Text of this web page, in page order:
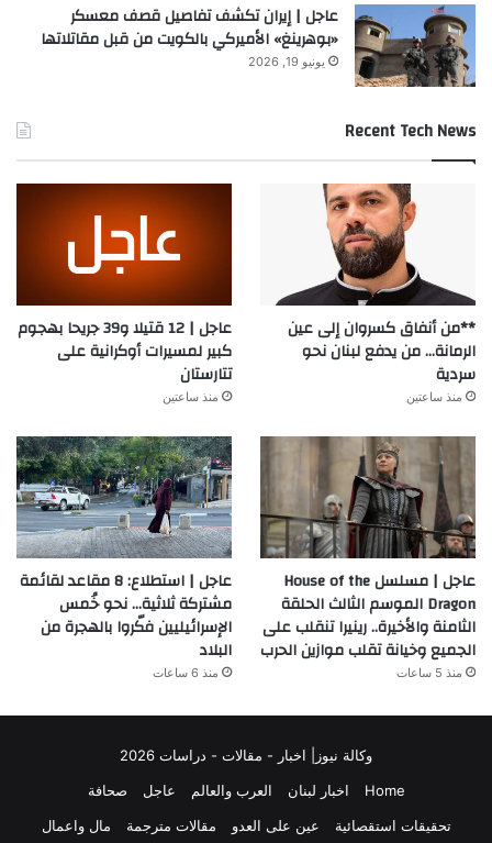
عاجل | إيران تكشف تفاصيل قصف معسكر
«بوهرينغ» الأميركي بالكويت من قبل مقاتلاتها
يونيو 19, 2026
Recent Tech News
**من أنفاق كسروان إلى عين
الرمانة… من يدفع لبنان نحو
سردية
منذ ساعتين
عاجل | 12 قتيلا و39 جريحا بهجوم
كبير لمسيرات أوكرانية على
تتارستان
منذ ساعتين
عاجل | مسلسل House of the
Dragon الموسم الثالث الحلقة
الثامنة والأخيرة.. رينيرا تنقلب على
الجميع وخيانة تقلب موازين الحرب
منذ 5 ساعات
عاجل | استطلاع: 8 مقاعد لقائمة
مشتركة ثلاثية… نحو خُمس
الإسرائيليين فكّروا بالهجرة من
البلاد
منذ 6 ساعات
وكالة نيوز| اخبار - مقالات - دراسات 2026
Home
اخبار لبنان العرب والعالم عاجل
صحافة
تحقيقات استقصائية
عين على العدو مقالات مترجمة مال واعمال